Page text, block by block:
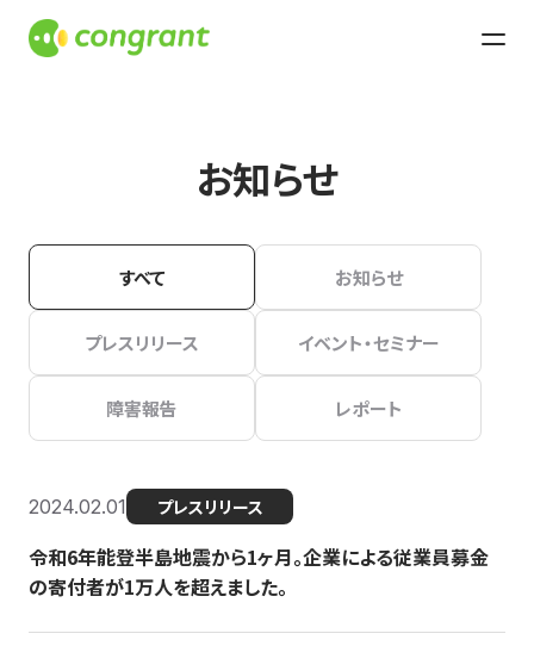
お知らせ
すべて お知らせ
プレスリリース イベント・セミナー
障害報告 レポート
2024.02.01 プレスリリース
令和6年能登半島地震から1ヶ月。企業による従業員募金
の寄付者が1万人を超えました。